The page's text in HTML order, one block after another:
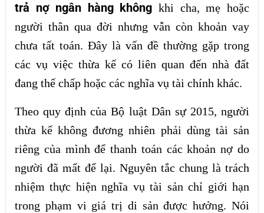
trả nợ ngân hàng không khi cha, mẹ hoặc
người thân qua đời nhưng vẫn còn khoản vay
chưa tất toán. Đây là vấn đề thường gặp trong
các vụ việc thừa kế có liên quan đến nhà đất
đang thế chấp hoặc các nghĩa vụ tài chính khác.
Theo quy định của Bộ luật Dân sự 2015, người
thừa kế không đương nhiên phải dùng tài sản
riêng của mình để thanh toán các khoản nợ do
người đã mất để lại. Nguyên tắc chung là trách
nhiệm thực hiện nghĩa vụ tài sản chỉ giới hạn
trong phạm vi giá trị di sản được hưởng. Nói